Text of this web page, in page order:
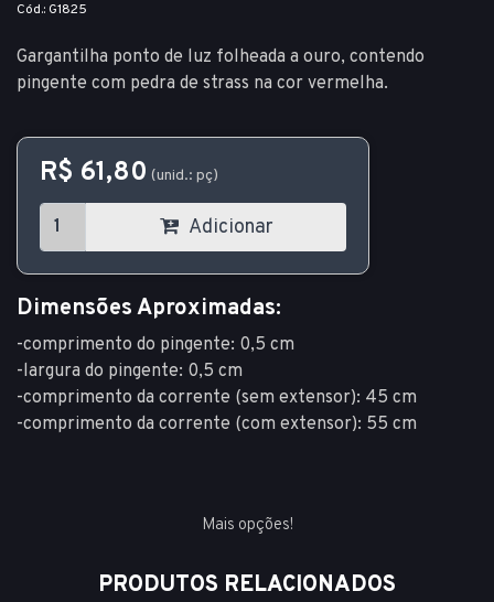
Cód.: G1825
Gargantilha ponto de luz folheada a ouro, contendo
pingente com pedra de strass na cor vermelha.
R$ 61,80 (unid.: pç)
Adicionar
Dimensões Aproximadas:
-comprimento do pingente: 0,5 cm
-largura do pingente: 0,5 cm
-comprimento da corrente (sem extensor): 45 cm
-comprimento da corrente (com extensor): 55 cm
Mais opções!
PRODUTOS RELACIONADOS